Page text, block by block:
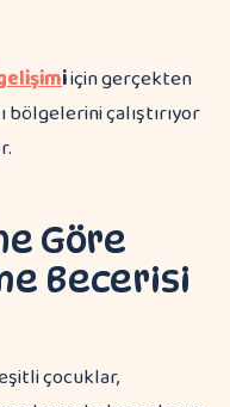
iiçin gerçekten
çalıştırıyor
Göre
Becerisi